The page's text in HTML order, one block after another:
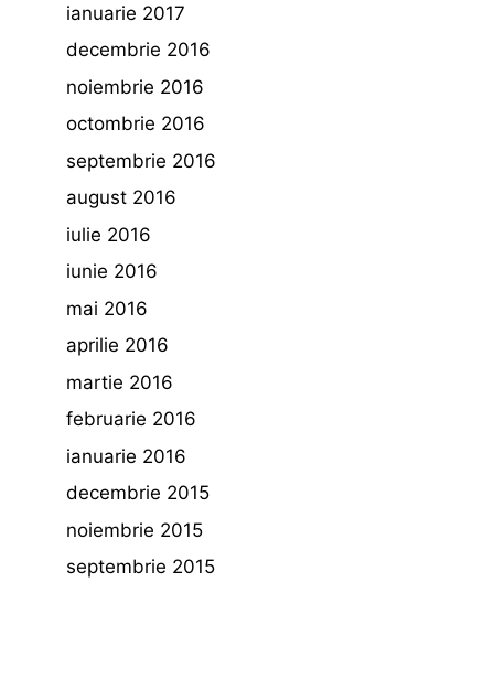
ianuarie 2017
decembrie 2016
noiembrie 2016
octombrie 2016
septembrie 2016
august 2016
iulie 2016
iunie 2016
mai 2016
aprilie 2016
martie 2016
februarie 2016
ianuarie 2016
decembrie 2015
noiembrie 2015
septembrie 2015